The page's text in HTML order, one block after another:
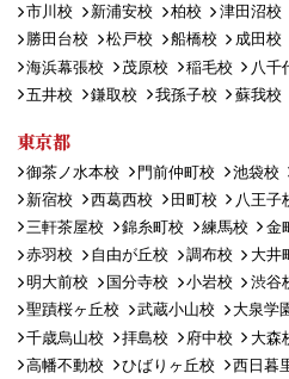
市川校 新浦安校 柏校 津田沼校
勝田台校
松戸校 船橋校 成田校
海浜幕張校
茂原校 稲毛校 八千
五井校
鎌取校 我孫子校 蘇我校
東京都
御茶ノ水本校 門前仲町校 池袋校
新宿校
西葛西校 田町校 八王子
三軒茶屋校
錦糸町校 練馬校 金
赤羽校
自由が丘校 調布校 大井
明大前校
国分寺校 小岩校 渋谷
聖蹟桜ヶ丘校
武蔵小山校 大泉学
千歳烏山校
拝島校 府中校 大森
高幡不動校
ひばりヶ丘校 西日暮